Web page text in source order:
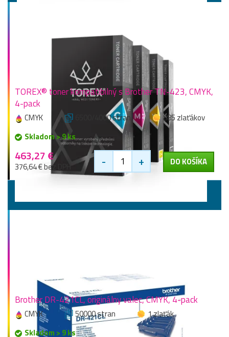
TOREX® toner kompatibilný s Brother TN-423, CMYK,
4-pack
CMYK 6500/4000 stran
885 zlaťákov
Skladom > 9 ks
463,27 €
376,64 € bez DPH - + DO KOŠÍKA
Brother DR-421CL, originálny valec, CMYK, 4-pack
CMYK 50000 stran
1 zlaťák
Skladom > 9 ks